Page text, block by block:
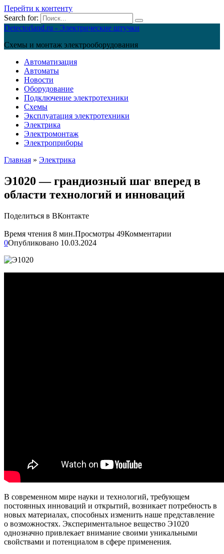
Перейти к контенту
Search for:
Detectorland.ru - Электрические штучки
Схемы и монтаж электрооборудования
Автоматизация
Автоматы
Новости
Оборудование
Подключение электротехники
Схемы
Эксплуатация электротехники
Электрика
Электромонтаж
Электроприборы
Главная » Электрика
Э1020 — грандиозный шаг вперед в
области технологий и инноваций
Поделиться в ВКонтакте
Время чтения 8 мин.Просмотры 49Комментарии
0Опубликовано 10.03.2024
В современном мире науки и технологий, требующем
постоянных инноваций и открытий, возникает потребность в
новых материалах, способных изменить наше представление
о возможностях. Экспериментальное вещество Э1020
однозначно привлекает внимание своими уникальными
свойствами и потенциалом в сфере применения.